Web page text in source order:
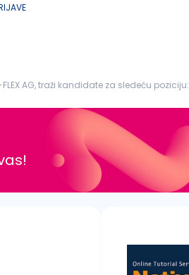
AG, traži kandidate za sledeću poziciju: